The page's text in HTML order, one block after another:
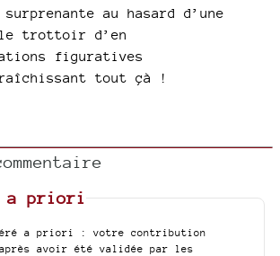
surprenante au hasard d’une
trottoir d’en
figuratives
tout çà !
a priori
a priori : votre contribution
avoir été validée par les